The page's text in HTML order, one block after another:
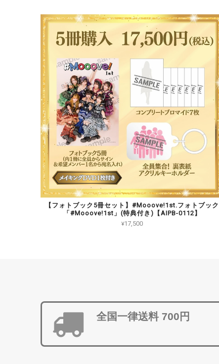
【フォトブック5冊セット】#Mooove!1st.フォトブック
「#Mooove!1st」(特典付き)【AIPB-0112】
¥17,500
全国一律送料 700円